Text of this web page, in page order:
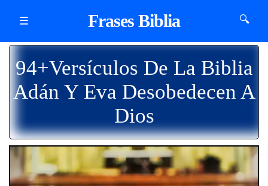
☰ Frases Biblia 🔍
94+Versículos De La Biblia
Adán Y Eva Desobedecen A
Dios